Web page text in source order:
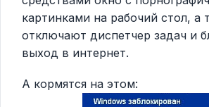
картинками на рабочий стол, а
отключают диспетчер задач и
выход в интернет.
А кормятся на этом: